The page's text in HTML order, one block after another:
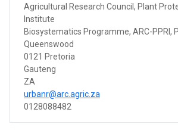
Agricultural Research Council, Plant
Institute
Biosystematics Programme, ARC-PPRI,
Queenswood
0121 Pretoria
Gauteng
ZA
urbanr@arc.agric.za
0128088482